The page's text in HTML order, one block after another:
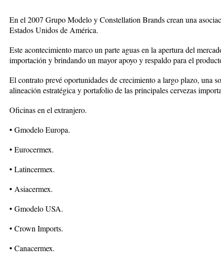
En el 2007 Grupo Modelo y Constellation Brands crean una
Estados Unidos de América.
Este acontecimiento marco un parte aguas en la apertura del
importación y brindando un mayor apoyo y respaldo para el
El contrato prevé oportunidades de crecimiento a largo plazo, una
alineación estratégica y portafolio de las principales cervezas
Oficinas en el extranjero.
• Gmodelo Europa.
• Eurocermex.
• Latincermex.
• Asiacermex.
• Gmodelo USA.
• Crown Imports.
• Canacermex.